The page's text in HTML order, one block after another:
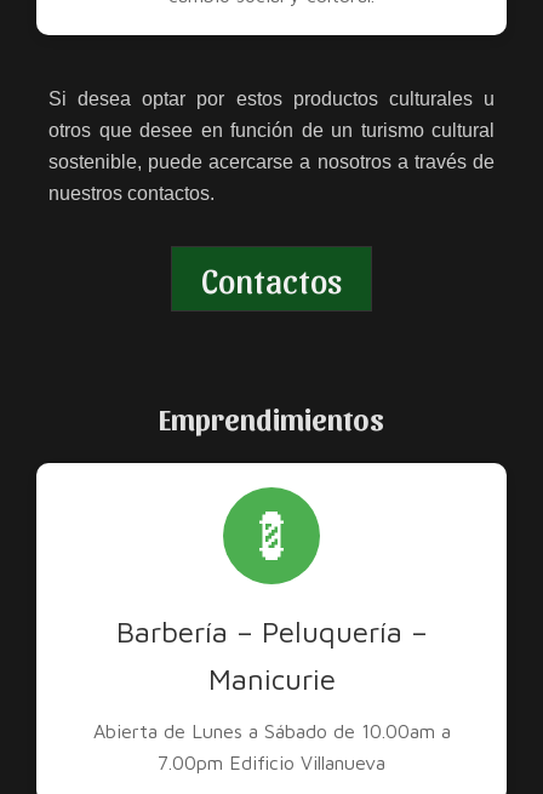
Si desea optar por estos productos culturales u
otros que desee en función de un turismo cultural
sostenible, puede acercarse a nosotros a través de
nuestros contactos.
Contactos
Emprendimientos
💈
Barbería – Peluquería –
Manicurie
Abierta de Lunes a Sábado de 10.00am a
7.00pm Edificio Villanueva